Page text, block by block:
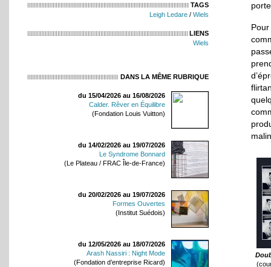
TAGS
Leigh Ledare / Wiels
LIENS
Wiels
DANS LA MÊME RUBRIQUE
du 15/04/2026 au 16/08/2026
Calder. Rêver en Équilibre
(Fondation Louis Vuitton)
du 14/02/2026 au 19/07/2026
Le Syndrome Bonnard
(Le Plateau / FRAC Île-de-France)
du 20/02/2026 au 19/07/2026
Formes Ouvertes
(Institut Suédois)
du 12/05/2026 au 18/07/2026
Arash Nassiri : Night Mode
(Fondation d’entreprise Ricard)